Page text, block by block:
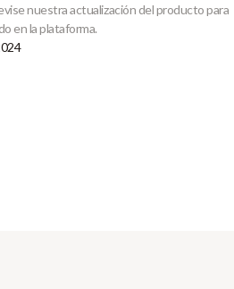
nuestra actualización del producto para
en la plataforma.